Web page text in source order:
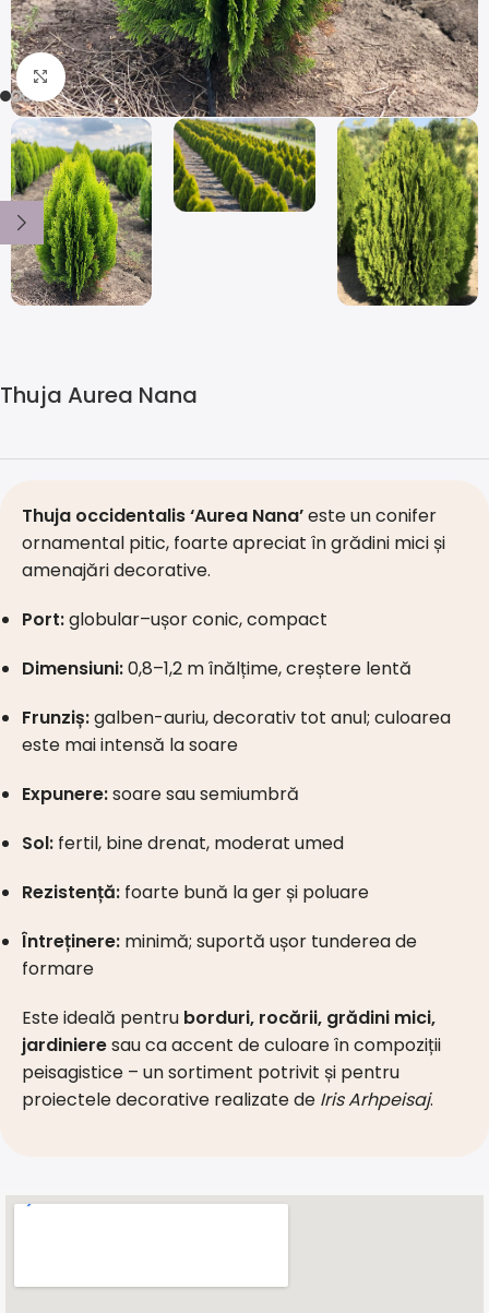
Click to enlarge
Thuja Aurea Nana
Thuja occidentalis ‘Aurea Nana’este un conifer
ornamental pitic, foarte apreciat în grădini mici și
amenajări decorative.
Port:globular–ușor conic, compact
Dimensiuni:0,8–1,2 m înălțime, creștere lentă
Frunziș:galben-auriu, decorativ tot anul; culoarea
este mai intensă la soare
Expunere:soare sau semiumbră
Sol: fertil, bine drenat, moderat umed
Rezistență: foarte bună la ger și poluare
Întreținere: minimă; suportă ușor tunderea de
formare
Este ideală pentru borduri, rocării, grădini mici,
jardinieresau ca accent de culoare în compoziții
peisagistice – un sortiment potrivit și pentru
proiectele decorative realizate de Iris Arhpeisaj.